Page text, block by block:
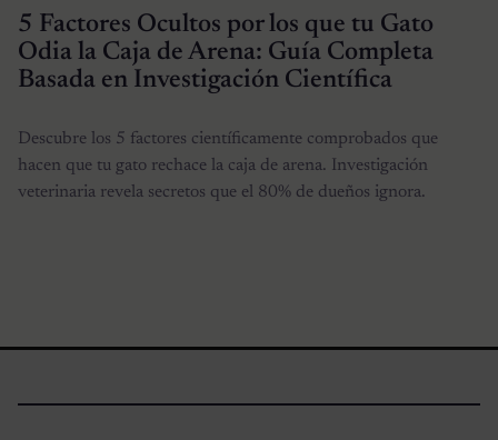
5 Factores Ocultos por los que tu Gato
Odia la Caja de Arena: Guía Completa
Basada en Investigación Científica
Descubre los 5 factores científicamente comprobados que
hacen que tu gato rechace la caja de arena. Investigación
veterinaria revela secretos que el 80% de dueños ignora.